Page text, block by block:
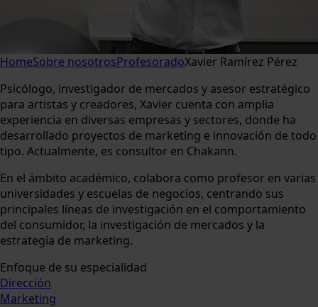
HomeSobre nosotrosProfesoradoXavier Ramírez Pérez
Psicólogo, investigador de mercados y asesor estratégico
para artistas y creadores, Xavier cuenta con amplia
experiencia en diversas empresas y sectores, donde ha
desarrollado proyectos de marketing e innovación de todo
tipo. Actualmente, es consultor en Chakann.
En el ámbito académico, colabora como profesor en varias
universidades y escuelas de negocios, centrando sus
principales líneas de investigación en el comportamiento
del consumidor, la investigación de mercados y la
estrategia de marketing.
Enfoque de su especialidad
Dirección
Marketing